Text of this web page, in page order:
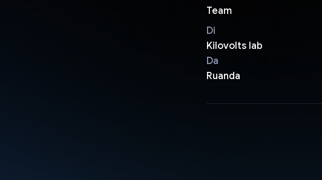
Team
Di
Kilovolts lab
Da
Ruanda